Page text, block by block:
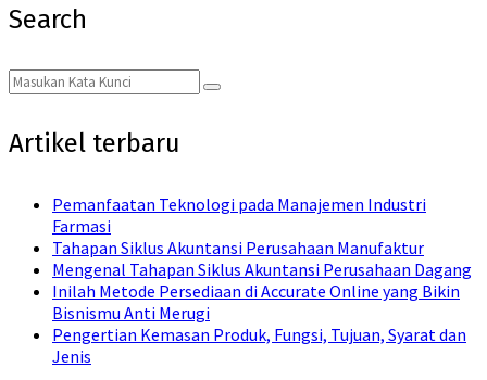
Search
Search
for:
Search
Artikel terbaru
Pemanfaatan Teknologi pada Manajemen Industri
Farmasi
Tahapan Siklus Akuntansi Perusahaan Manufaktur
Mengenal Tahapan Siklus Akuntansi Perusahaan Dagang
Inilah Metode Persediaan di Accurate Online yang Bikin
Bisnismu Anti Merugi
Pengertian Kemasan Produk, Fungsi, Tujuan, Syarat dan
Jenis